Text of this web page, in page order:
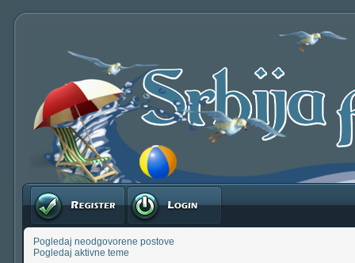
Registruj se Prijavite se
Pogledaj neodgovorene postove
Pogledaj aktivne teme